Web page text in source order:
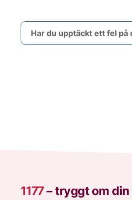
Har du upptäckt ett fel på
1177–tryggt om din